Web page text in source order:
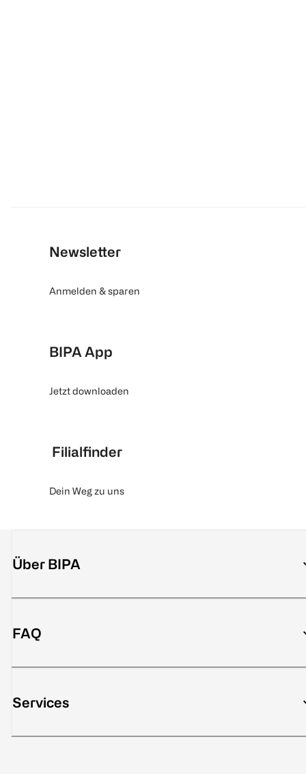
Newsletter
Anmelden & sparen
BIPA App
Jetzt downloaden
Filialfinder
Dein Weg zu uns
Über BIPA
FAQ
Services